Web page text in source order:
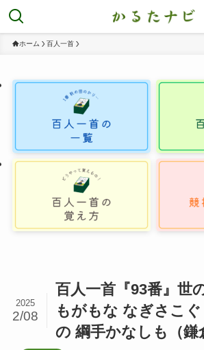
ホーム 百人一首
百人一首『93番』世
もがもな なぎさこ
の 綱手かなしも（鎌
2025
2/08